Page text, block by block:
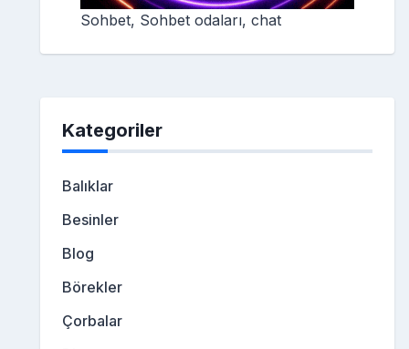
Sohbet, Sohbet odaları, chat
Kategoriler
Balıklar
Besinler
Blog
Börekler
Çorbalar